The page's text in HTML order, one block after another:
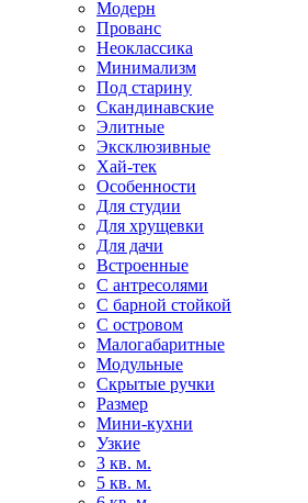
Модерн
Прованс
Неоклассика
Минимализм
Под старину
Скандинавские
Элитные
Эксклюзивные
Хай-тек
Особенности
Для студии
Для хрущевки
Для дачи
Встроенные
С антресолями
С барной стойкой
С островом
Малогабаритные
Модульные
Скрытые ручки
Размер
Мини-кухни
Узкие
3 кв. м.
5 кв. м.